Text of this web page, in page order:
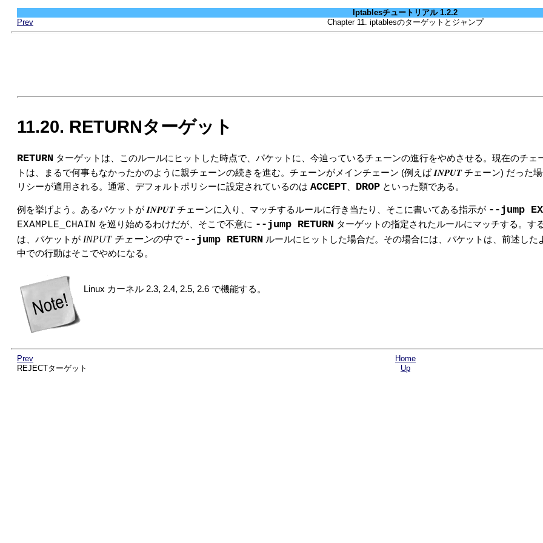
Iptablesチュートリアル 1.2.2
Prev
Chapter 11. iptablesのターゲットとジャンプ
11.20. RETURNターゲット
RETURN ターゲットは、このルールにヒットした時点で、パケットに、今辿っているチェーンの進行をやめさせる。現在のチ
トは、まるで何事もなかったかのように親チェーンの続きを進む。チェーンがメインチェーン (例えばINPUTチェーン) だった
リシーが適用される。通常、デフォルトポリシーに設定されているのは ACCEPT DROP といった類である。
例を挙げよう。あるパケットがINPUTチェーンに入り、マッチするルールに行き当たり、そこに書いてある指示が --jump
EXAMPLE_CHAIN を巡り始めるわけだが、そこで不意に --jump RETURN ターゲットの指定されたルールにマッチする。す
は、パケットが INPUT チェーンの中で --jump RETURN ルールにヒットした場合だ。その場合には、パケットは、前述し
中での行動はそこでやめになる。
Linux カーネル 2.3, 2.4, 2.5, 2.6 で機能する。
Prev Home
REJECTターゲット
Up